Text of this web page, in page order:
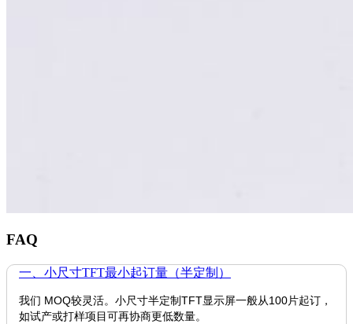
FAQ
一、小尺寸TFT最小起订量（半定制）
我们 MOQ较灵活。小尺寸半定制TFT显示屏一般从100片起订，
如试产或打样项目可再协商更低数量。